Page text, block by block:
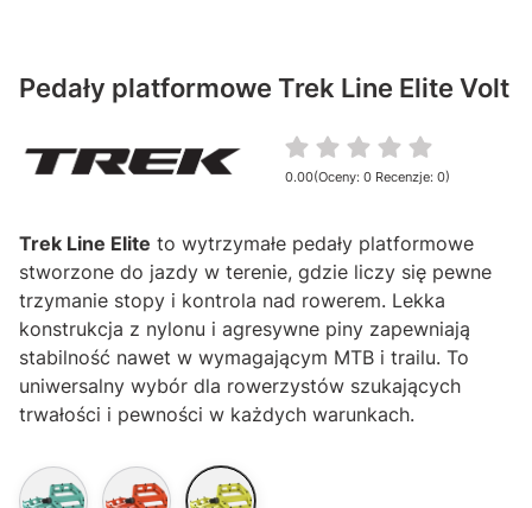
Pedały platformowe Trek Line Elite Volt
0.00(Oceny: 0 Recenzje: 0)
Przejdź do sekcji Opinie
Trek Line Elite to wytrzymałe pedały platformowe
stworzone do jazdy w terenie, gdzie liczy się pewne
trzymanie stopy i kontrola nad rowerem. Lekka
konstrukcja z nylonu i agresywne piny zapewniają
stabilność nawet w wymagającym MTB i trailu. To
uniwersalny wybór dla rowerzystów szukających
trwałości i pewności w każdych warunkach.